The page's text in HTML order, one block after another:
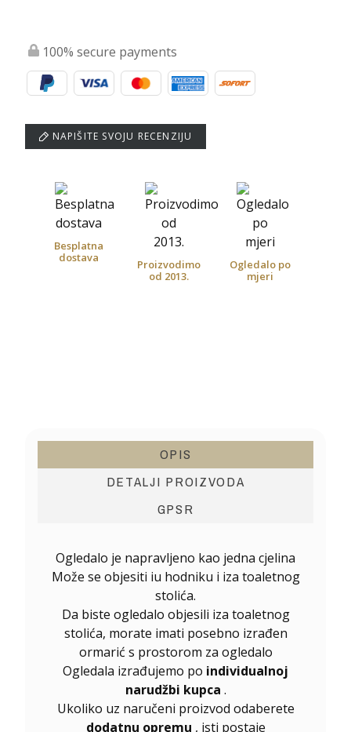
100% secure payments
NAPIŠITE SVOJU RECENZIJU
Besplatna
dostava
Proizvodimo
od 2013.
Ogledalo po
mjeri
OPIS
DETALJI PROIZVODA
GPSR
Ogledalo je napravljeno kao jedna cjelina
Može se objesiti iu hodniku i iza toaletnog
stolića.
Da biste ogledalo objesili iza toaletnog
stolića, morate imati posebno izrađen
ormarić s prostorom za ogledalo
Ogledala izrađujemo po individualnoj
narudžbi kupca .
Ukoliko uz naručeni proizvod odaberete
dodatnu opremu , isti postaje